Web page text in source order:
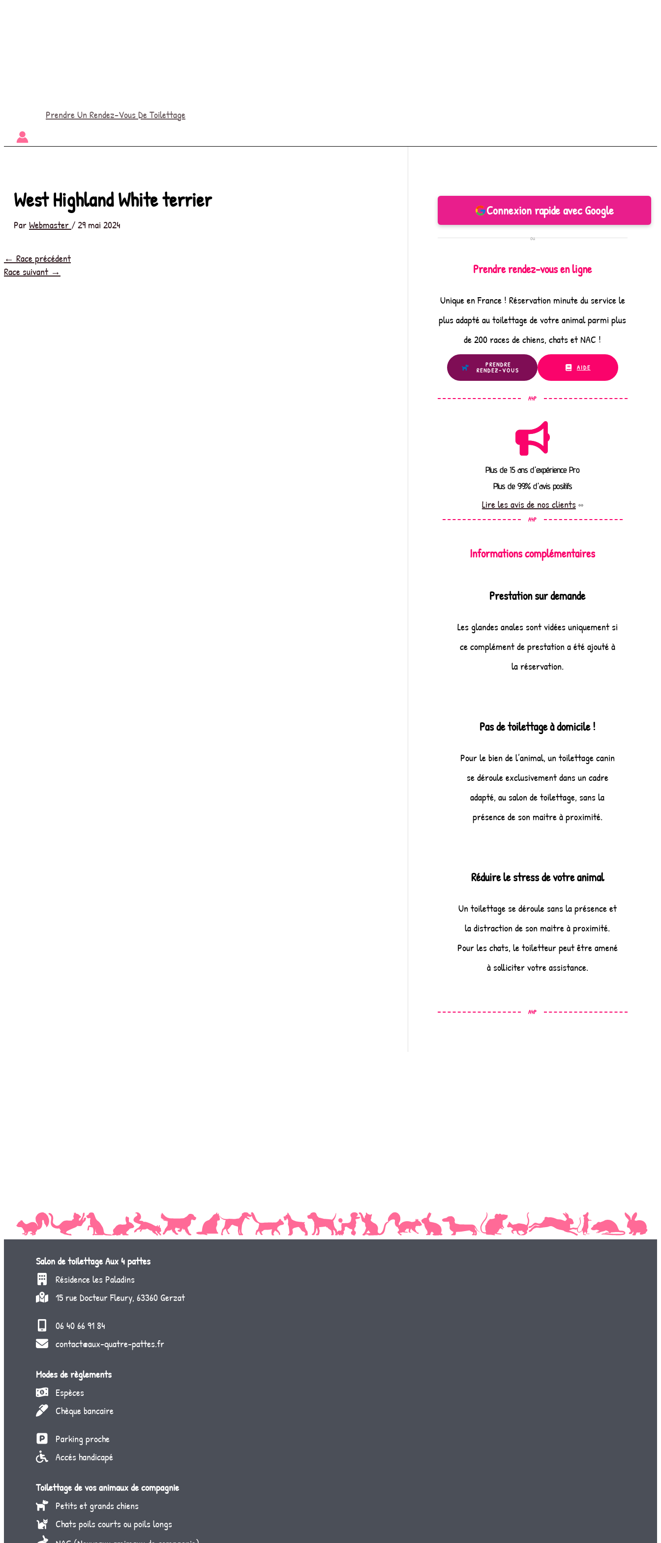
Prendre Un Rendez-Vous De Toilettage
West Highland White terrier
ParWebmaster /29 mai 2024
← Race précédent
Race suivant →
Connexion rapide avec Google
ou
Prendre rendez-vous en ligne
Unique en France ! Réservation minute du service le
plus adapté au toilettage de votre animal parmi plus
de 200 races de chiens, chats et NAC !
PRENDRE
RENDEZ-VOUS AIDE
A4P
Plus de 15 ans d'expérience Pro
Plus de 99% d'avis positifs
Lire les avis de nos clients
A4P
Informations complémentaires
Prestation sur demande
Les glandes anales sont vidées uniquement si
ce complément de prestation a été ajouté à
la réservation.
Pas de toilettage à domicile !
Pour le bien de l’animal, un toilettage canin
se déroule exclusivement dans un cadre
adapté, au salon de toilettage, sans la
présence de son maitre à proximité.
Réduire le stress de votre animal
Un toilettage se déroule sans la présence et
la distraction de son maitre à proximité.
Pour les chats, le toiletteur peut être amené
à solliciter votre assistance.
A4P
Salon de toilettageAux 4 pattes
Résidence les Paladins
15 rue Docteur Fleury, 63360 Gerzat
06 40 66 91 84
contact@aux-quatre-pattes.fr
Modes de règlements
Espèces
Chèque bancaire
Parking proche
Accés handicapé
Toilettage de vos animaux de compagnie
Petits et grands chiens
Chats poils courts ou poils longs